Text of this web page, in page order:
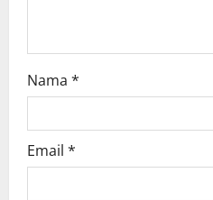
Nama *
Email *